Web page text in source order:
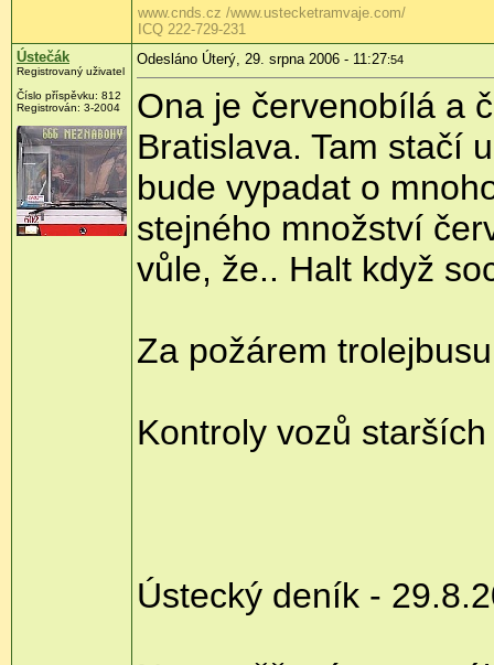
www.cnds.cz /www.ustecketramvaje.com/
ICQ 222-729-231
Ústečák
Registrovaný uživatel
Číslo příspěvku: 812
Registrován: 3-2004
Odesláno Úterý, 29. srpna 2006 - 11:27:54
Ona je červenobílá a
Bratislava. Tam stačí
bude vypadat o
stejného množství
vůle, že.. Halt když
Za požárem
Kontroly vozů
Ústecký deník -